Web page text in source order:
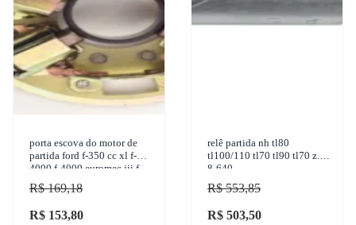
porta escova do motor de
partida ford f-350 cc xl f-
4000 f-4000 euromec iii f
250 new holland tl 80 4x4
1996-2012 sulcar
R$ 169,18
R$ 153,80
relê partida nh tl80
tl100/110 tl70 tl90 tl70 z.m.
8-640
R$ 553,85
R$ 503,50